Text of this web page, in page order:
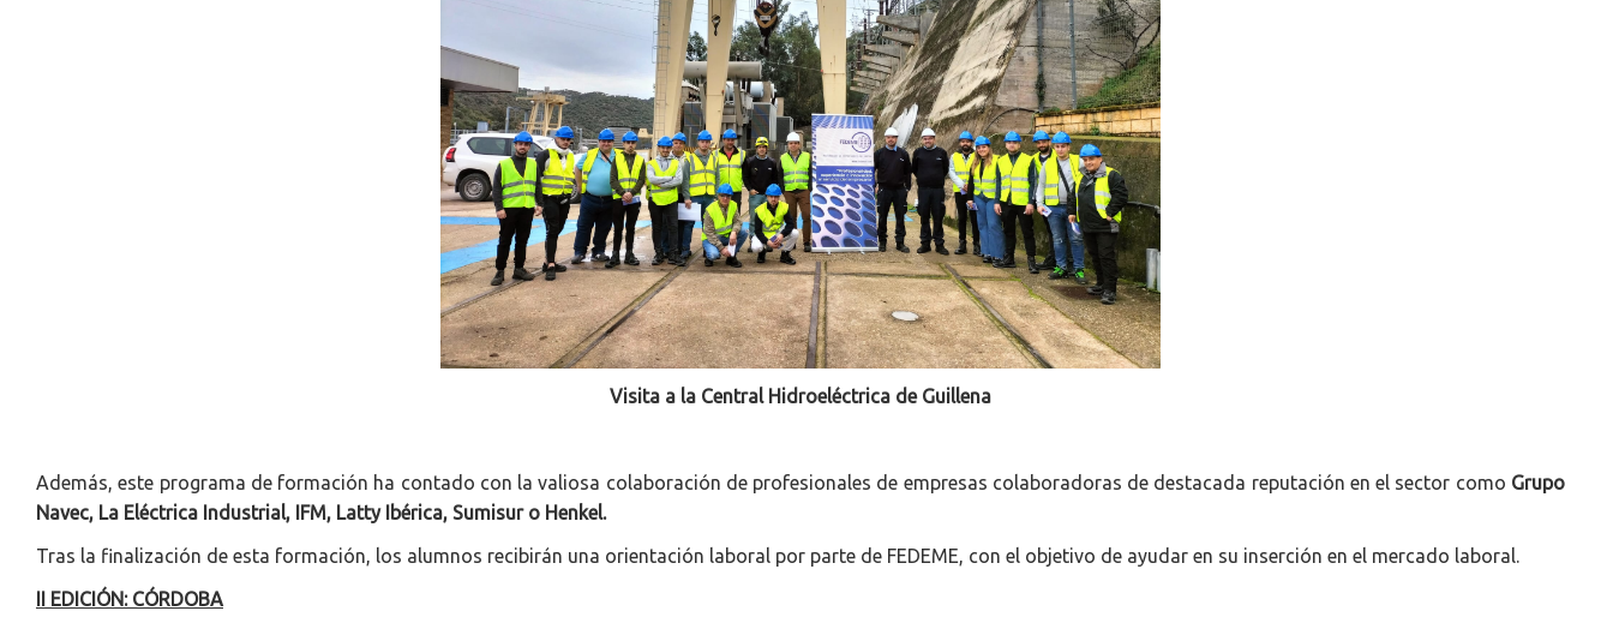
Visita a la Central Hidroeléctrica de Guillena
Además, este programa de formación ha contado con la valiosa colaboración de profesionales de empresas colaboradoras de destacada reputación en el sector como Grupo
Navec, La Eléctrica Industrial, IFM, Latty Ibérica, Sumisur o Henkel.
Tras la finalización de esta formación, los alumnos recibirán una orientación laboral por parte de FEDEME, con el objetivo de ayudar en su inserción en el mercado laboral.
II EDICIÓN: CÓRDOBA